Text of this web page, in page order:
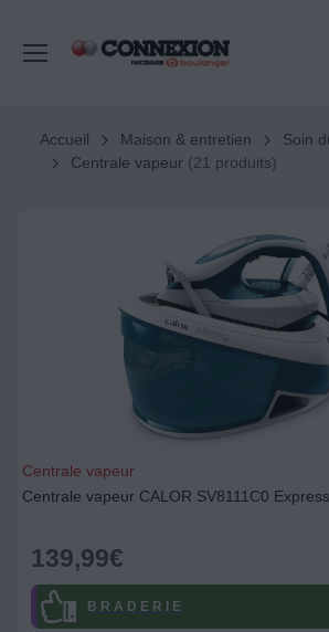
Accueil Maison & entretien
Soin
Centrale vapeur (21 produits)
Centrale vapeur
Centrale vapeur CALOR SV8111C0
139,99€
B R A D E R I E